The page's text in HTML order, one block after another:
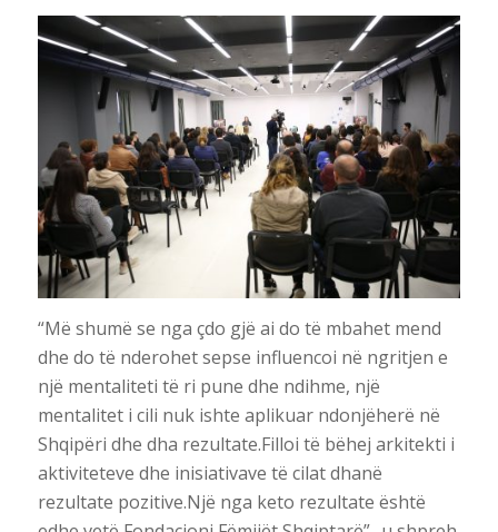
“Më shumë se nga çdo gjë ai do të mbahet mend
dhe do të nderohet sepse influencoi në ngritjen e
një mentaliteti të ri pune dhe ndihme, një
mentalitet i cili nuk ishte aplikuar ndonjëherë në
Shqipëri dhe dha rezultate.Filloi të bëhej arkitekti i
aktiviteteve dhe inisiativave të cilat dhanë
rezultate pozitive.Një nga keto rezultate është